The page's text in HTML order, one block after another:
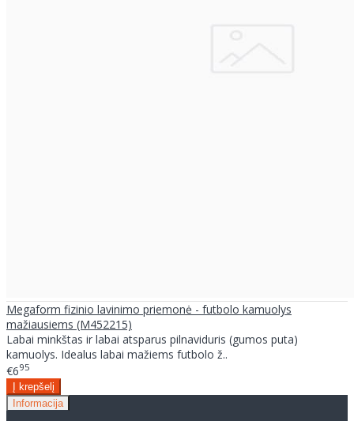
Megaform fizinio lavinimo priemonė - futbolo kamuolys
mažiausiems (M452215)
Labai minkštas ir labai atsparus pilnaviduris (gumos puta)
kamuolys. Idealus labai mažiems futbolo ž..
€695
Informacija